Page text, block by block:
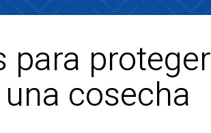
para proteger
cosecha